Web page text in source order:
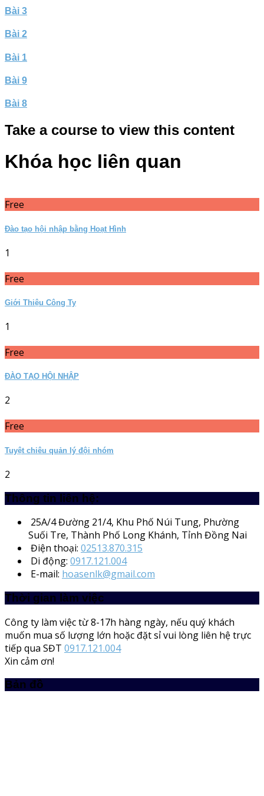
Bài 3
Bài 2
Bài 1
Bài 9
Bài 8
Take a course to view this content
Khóa học liên quan
Free
Đào tạo hội nhập bằng Hoạt Hình
1
Free
Giới Thiệu Công Ty
1
Free
ĐÀO TẠO HỘI NHẬP
2
Free
Tuyệt chiêu quản lý đội nhóm
2
Thông tin liên hệ:
25A/4Đường 21/4, Khu Phố Núi Tung, Phường
Suối Tre, Thành Phố Long Khánh, Tỉnh Đồng Nai
Điện thoại: 02513.870.315
Di động: 0917.121.004
E-mail: hoasenlk@gmail.com
Thời gian làm việc
Công ty làm việc từ 8-17h hàng ngày, nếu quý khách
muốn mua số lượng lớn hoặc đặt sỉ vui lòng liên hệ trực
tiếp qua SĐT 0917.121.004
Xin cảm ơn!
Bản đồ